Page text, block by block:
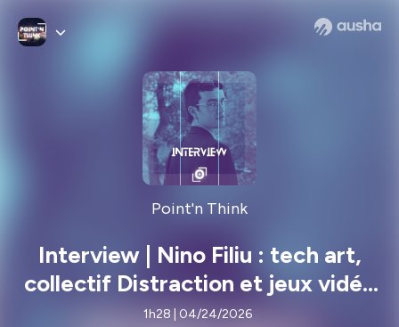
Point'n Think
Interview | Nino Filiu : tech art,
collectif Distraction et jeux vidéo
underground
1h28 | 04/24/2026